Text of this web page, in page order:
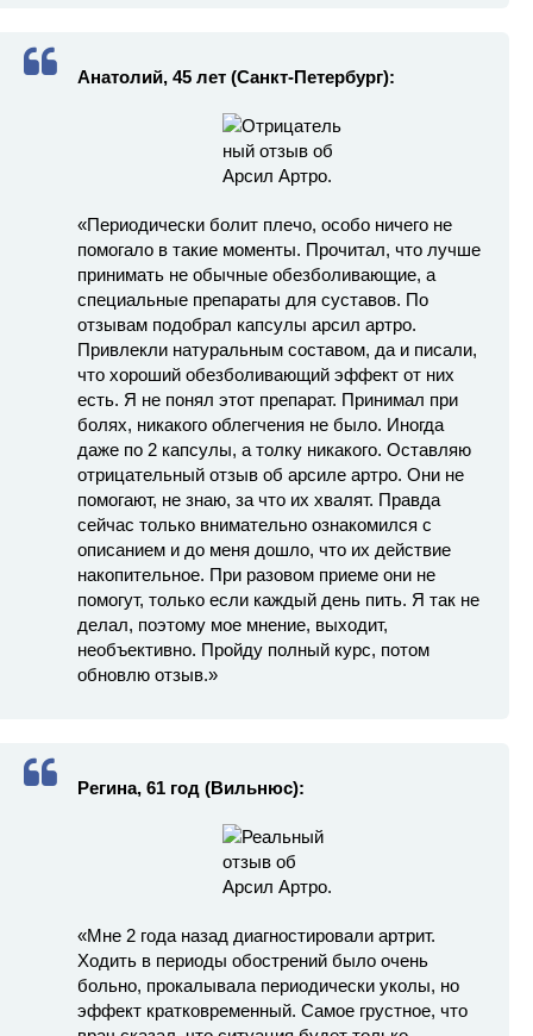
Анатолий, 45 лет (Санкт-Петербург):
«Периодически болит плечо, особо ничего не
помогало в такие моменты. Прочитал, что лучше
принимать не обычные обезболивающие, а
специальные препараты для суставов. По
отзывам подобрал капсулы арсил артро.
Привлекли натуральным составом, да и писали,
что хороший обезболивающий эффект от них
есть. Я не понял этот препарат. Принимал при
болях, никакого облегчения не было. Иногда
даже по 2 капсулы, а толку никакого. Оставляю
отрицательный отзыв об арсиле артро. Они не
помогают, не знаю, за что их хвалят. Правда
сейчас только внимательно ознакомился с
описанием и до меня дошло, что их действие
накопительное. При разовом приеме они не
помогут, только если каждый день пить. Я так не
делал, поэтому мое мнение, выходит,
необъективно. Пройду полный курс, потом
обновлю отзыв.»
Регина, 61 год (Вильнюс):
«Мне 2 года назад диагностировали артрит.
Ходить в периоды обострений было очень
больно, прокалывала периодически уколы, но
эффект кратковременный. Самое грустное, что